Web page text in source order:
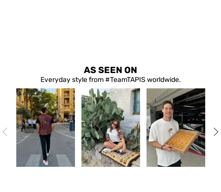
AS SEEN ON
Everyday style from #TeamTAPIS worldwide.